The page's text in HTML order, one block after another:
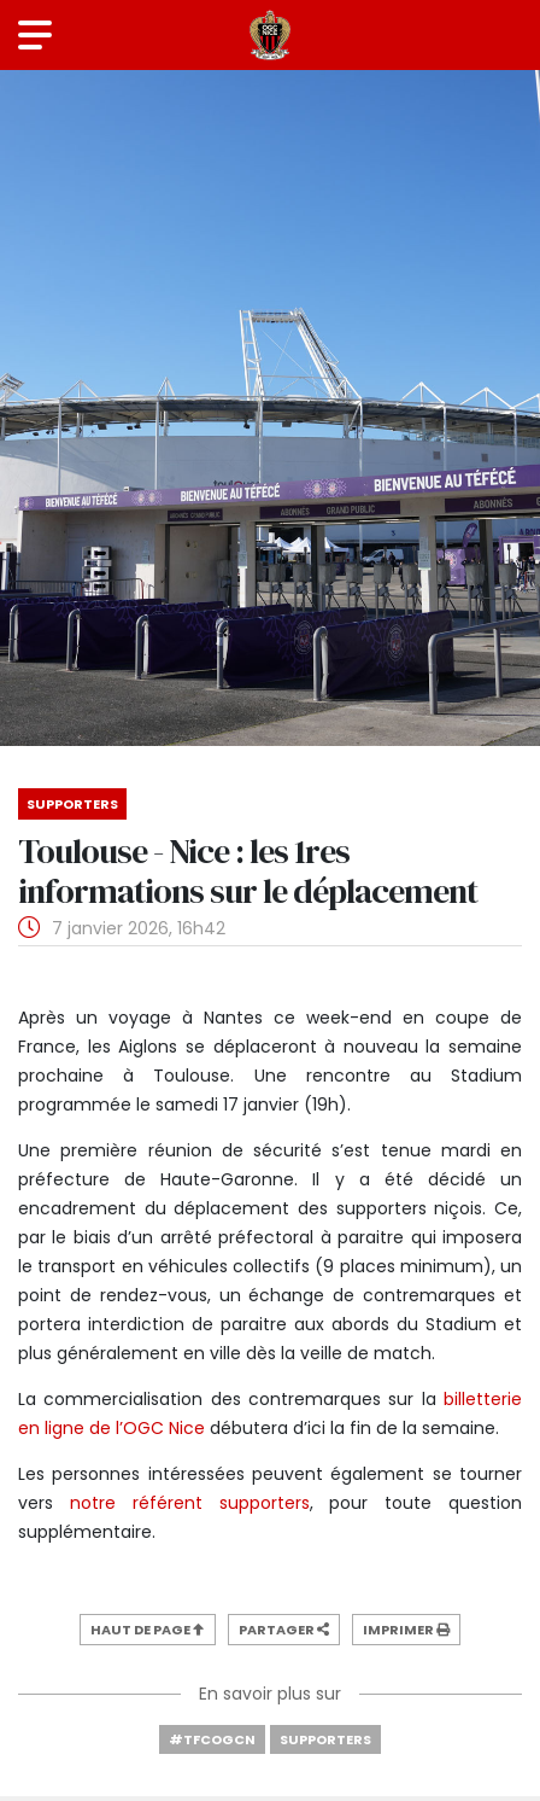
SUPPORTERS
Toulouse - Nice : les 1res
informations sur le déplacement
7 janvier 2026, 16h42
Après un voyage à Nantes ce week-end en coupe de
France, les Aiglons se déplaceront à nouveau la semaine
prochaine à Toulouse. Une rencontre au Stadium
programmée le samedi 17 janvier (19h).
Une première réunion de sécurité s’est tenue mardi en
préfecture de Haute-Garonne. Il y a été décidé un
encadrement du déplacement des supporters niçois. Ce,
par le biais d’un arrêté préfectoral à paraitre qui imposera
le transport en véhicules collectifs (9 places minimum), un
point de rendez-vous, un échange de contremarques et
portera interdiction de paraitre aux abords du Stadium et
plus généralement en ville dès la veille de match.
La commercialisation des contremarques sur la billetterie
en ligne de l’OGC Nice débutera d’ici la fin de la semaine.
Les personnes intéressées peuvent également se tourner
vers notre référent supporters, pour toute question
supplémentaire.
HAUT DE PAGE PARTAGER IMPRIMER
En savoir plus sur
#TFCOGCN SUPPORTERS